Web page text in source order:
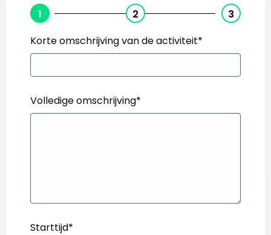
1 2
3
Korte omschrijving van de activiteit*
Volledige omschrijving*
Starttijd*